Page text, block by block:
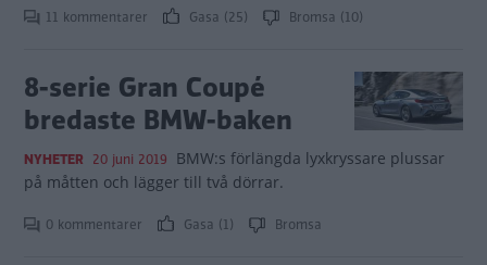
11 kommentarer Gasa (25) Bromsa (10)
8-serie Gran Coupé
bredaste BMW-baken
NYHETER 20 juni 2019 BMW:s förlängda lyxkryssare plussar
på måtten och lägger till två dörrar.
0 kommentarer Gasa (1) Bromsa